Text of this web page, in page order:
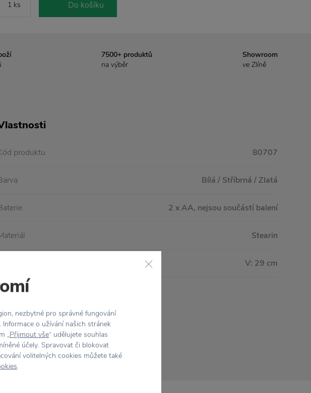
Do košíku
7500+ produktů
na výběr
Showroom
ve Zlíně
produktu 80707
Bílá / Stříbrná / Zlatá
2 x AA, nejsou součástí balení
Stearin
V: 29 cm
nezbytné pro správné fungování
o užívání našich stránek
„Přijmout vše“ udělujete souhlas
účely. Spravovat či blokovat
volitelných cookies můžete také
.